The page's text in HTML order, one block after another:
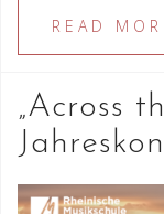
READ
„Across